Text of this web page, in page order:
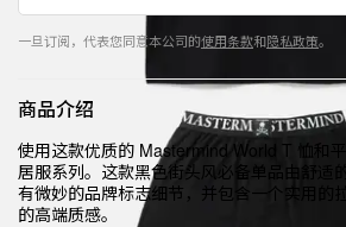
一旦订阅，代表您同意本公司的使用条款和隐私政策。
商品介绍
使用这款优质的 Mastermind World T 恤和
居服系列。这款黑色街头风必备单品由舒适
有微妙的品牌标志细节，并包含一个实用的
的高端质感。